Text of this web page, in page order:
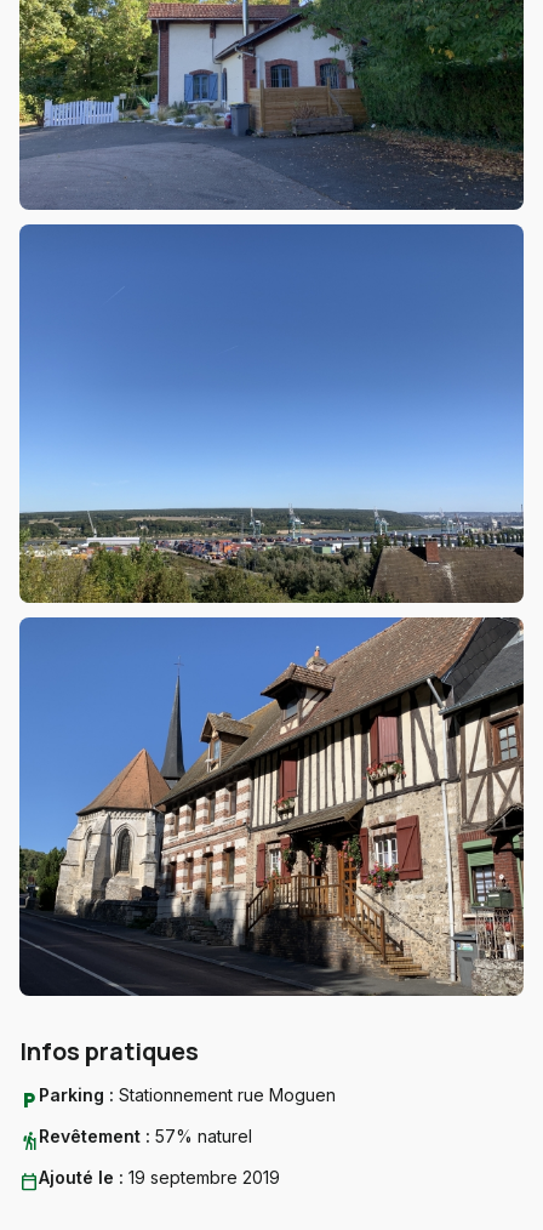
Infos pratiques
local_parking Parking : Stationnement rue Moguen
hikingRevêtement : 57% naturel
calendar_todayAjouté le : 19 septembre 2019